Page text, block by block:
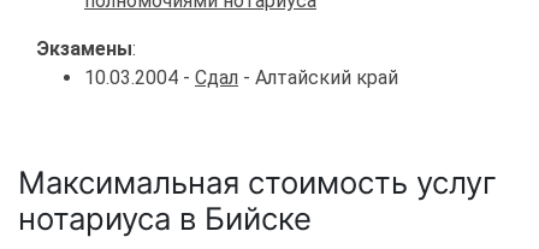
Экзамены:
10.03.2004 - Сдал - Алтайский край
Максимальная стоимость услуг
нотариуса в Бийске